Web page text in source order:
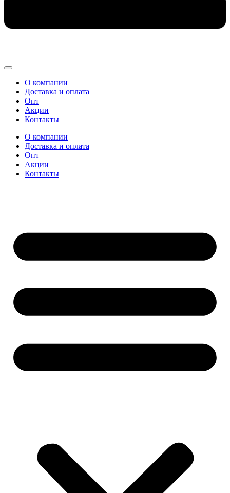
О компании
Доставка и оплата
Опт
Акции
Контакты
О компании
Доставка и оплата
Опт
Акции
Контакты